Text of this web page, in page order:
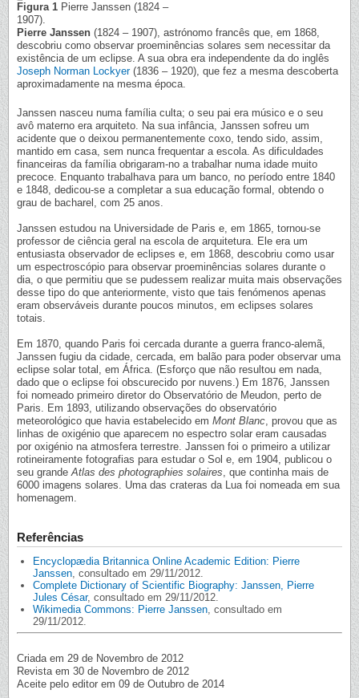
Figura 1 Pierre Janssen (1824 –
1907).
Pierre Janssen (1824 – 1907), astrónomo francês que, em 1868,
descobriu como observar proeminências solares sem necessitar da
existência de um eclipse. A sua obra era independente da do inglês
Joseph Norman Lockyer(1836 – 1920), que fez a mesma descoberta
aproximadamente na mesma época.
Janssen nasceu numa família culta; o seu pai era músico e o seu
avô materno era arquiteto. Na sua infância, Janssen sofreu um
acidente que o deixou permanentemente coxo, tendo sido, assim,
mantido em casa, sem nunca frequentar a escola. As dificuldades
financeiras da família obrigaram-no a trabalhar numa idade muito
precoce. Enquanto trabalhava para um banco, no período entre 1840
e 1848, dedicou-se a completar a sua educação formal, obtendo o
grau de bacharel, com 25 anos.
Janssen estudou na Universidade de Paris e, em 1865, tornou-se
professor de ciência geral na escola de arquitetura. Ele era um
entusiasta observador de eclipses e, em 1868, descobriu como usar
um espectroscópio para observar proeminências solares durante o
dia, o que permitiu que se pudessem realizar muita mais observações
desse tipo do que anteriormente, visto que tais fenómenos apenas
eram observáveis durante poucos minutos, em eclipses solares
totais.
Em 1870, quando Paris foi cercada durante a guerra franco-alemã,
Janssen fugiu da cidade, cercada, em balão para poder observar uma
eclipse solar total, em África. (Esforço que não resultou em nada,
dado que o eclipse foi obscurecido por nuvens.) Em 1876, Janssen
foi nomeado primeiro diretor do Observatório de Meudon, perto de
Paris. Em 1893, utilizando observações do observatório
meteorológico que havia estabelecido em Mont Blanc, provou que as
linhas de oxigénio que aparecem no espectro solar eram causadas
por oxigénio na atmosfera terrestre. Janssen foi o primeiro a utilizar
rotineiramente fotografias para estudar o Sol e, em 1904, publicou o
seu grandeAtlas des photographies solaires, que continha mais de
6000 imagens solares. Uma das crateras da Lua foi nomeada em sua
homenagem.
Referências
Encyclopædia Britannica Online Academic Edition: Pierre
Janssen , consultado em 29/11/2012.
Complete Dictionary of Scientific Biography: Janssen, Pierre
Jules César, consultado em 29/11/2012.
Wikimedia Commons: Pierre Janssen , consultado em
29/11/2012.
Criada em 29 de Novembro de 2012
Revista em 30 de Novembro de 2012
Aceite pelo editor em 09 de Outubro de 2014